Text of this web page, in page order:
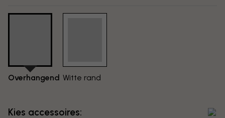
Overhangend Witte rand
Kies accessoires: